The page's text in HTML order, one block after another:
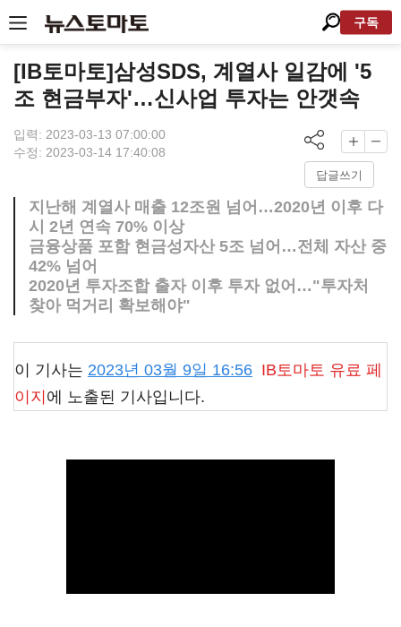
구독
[IB토마토]삼성SDS, 계열사 일감에 '5
조 현금부자'…신사업 투자는 안갯속
입력: 2023-03-13 07:00:00
수정: 2023-03-14 17:40:08
답글쓰기
지난해 계열사 매출 12조원 넘어…2020년 이후 다
시 2년 연속 70% 이상
금융상품 포함 현금성자산 5조 넘어…전체 자산 중
42% 넘어
2020년 투자조합 출자 이후 투자 없어…"투자처
찾아 먹거리 확보해야"
이 기사는 2023년 03월 9일 16:56 IB토마토 유료 페
이지 에 노출된 기사입니다.